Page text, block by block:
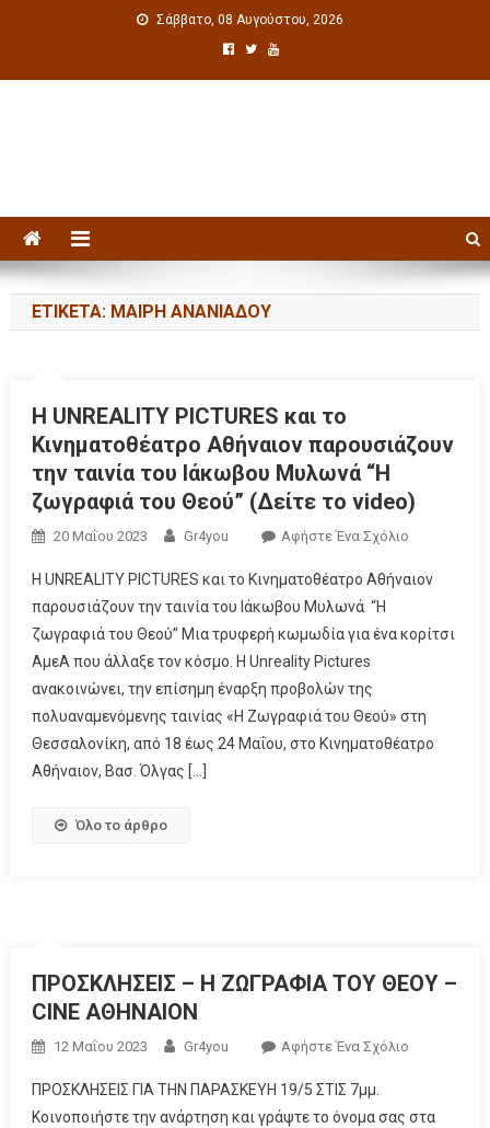
Σάββατο, 08 Αυγούστου, 2026
ΕΤΙΚΈΤΑ: ΜΑΊΡΗ ΑΝΑΝΙΆΔΟΥ
Η UNREALITY PICTURES και το
Κινηματοθέατρο Αθήναιον παρουσιάζουν
την ταινία του Ιάκωβου Μυλωνά “Η
ζωγραφιά του Θεού” (Δείτε το video)
20 Μαΐου 2023 Gr4you Αφήστε Ένα Σχόλιο
Η UNREALITY PICTURES και το Κινηματοθέατρο Αθήναιον
παρουσιάζουν την ταινία του Ιάκωβου Μυλωνά “Η
ζωγραφιά του Θεού” Μια τρυφερή κωμωδία για ένα κορίτσι
ΑμεΑ που άλλαξε τον κόσμο. Η Unreality Pictures
ανακοινώνει, την επίσημη έναρξη προβολών της
πολυαναμενόμενης ταινίας «Η Ζωγραφιά του Θεού» στη
Θεσσαλονίκη, από 18 έως 24 Μαΐου, στο Κινηματοθέατρο
Αθήναιον, Βασ. Όλγας […]
Όλο το άρθρο
ΠΡΟΣΚΛΗΣΕΙΣ – Η ΖΩΓΡΑΦΙΑ ΤΟΥ ΘΕΟΥ –
CINE ΑΘΗΝΑΙΟΝ
12 Μαΐου 2023 Gr4you Αφήστε Ένα Σχόλιο
ΠΡΟΣΚΛΗΣΕΙΣ ΓΙΑ ΤΗΝ ΠΑΡΑΣΚΕΥΗ 19/5 ΣΤΙΣ 7μμ.
Κοινοποιήστε την ανάρτηση και γράψτε το όνομα σας στα